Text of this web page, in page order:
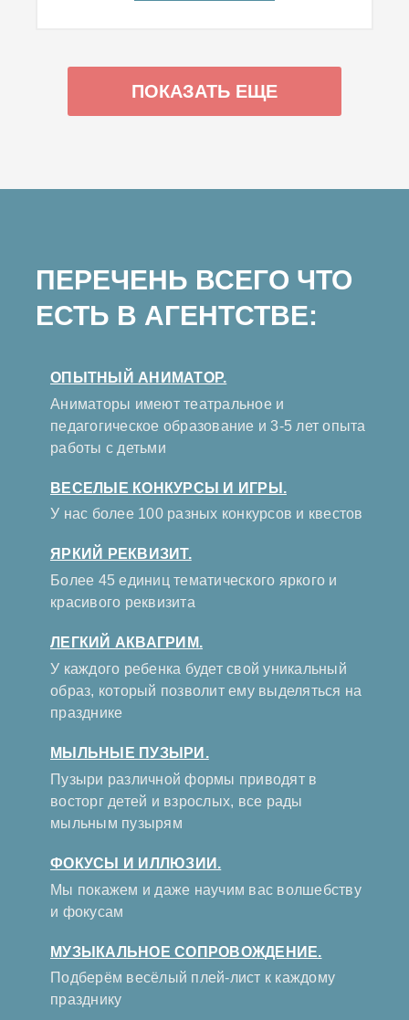
ПОКАЗАТЬ ЕЩЕ
ПЕРЕЧЕНЬ ВСЕГО ЧТО
ЕСТЬ В АГЕНТСТВЕ:
ОПЫТНЫЙ АНИМАТОР.
Аниматоры имеют театральное и
педагогическое образование и 3-5 лет опыта
работы с детьми
ВЕСЕЛЫЕ КОНКУРСЫ И ИГРЫ.
У нас более 100 разных конкурсов и квестов
ЯРКИЙ РЕКВИЗИТ.
Более 45 единиц тематического яркого и
красивого реквизита
ЛЕГКИЙ АКВАГРИМ.
У каждого ребенка будет свой уникальный
образ, который позволит ему выделяться на
празднике
МЫЛЬНЫЕ ПУЗЫРИ.
Пузыри различной формы приводят в
восторг детей и взрослых, все рады
мыльным пузырям
ФОКУСЫ И ИЛЛЮЗИИ.
Мы покажем и даже научим вас волшебству
и фокусам
МУЗЫКАЛЬНОЕ СОПРОВОЖДЕНИЕ.
Подберём весёлый плей-лист к каждому
празднику